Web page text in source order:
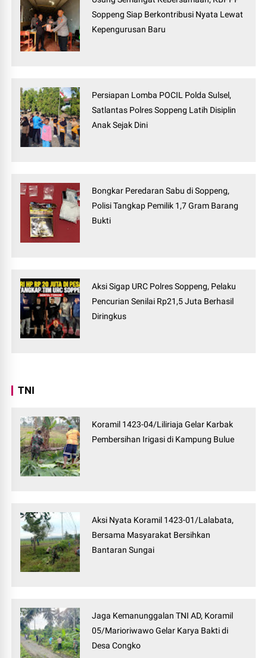
Soppeng Siap Berkontribusi Nyata Lewat
Kepengurusan Baru
Persiapan Lomba POCIL Polda Sulsel,
Satlantas Polres Soppeng Latih Disiplin
Anak Sejak Dini
Bongkar Peredaran Sabu di Soppeng,
Polisi Tangkap Pemilik 1,7 Gram Barang
Bukti
Aksi Sigap URC Polres Soppeng, Pelaku
Pencurian Senilai Rp21,5 Juta Berhasil
Diringkus
TNI
Koramil 1423-04/Liliriaja Gelar Karbak
Pembersihan Irigasi di Kampung Bulue
Aksi Nyata Koramil 1423-01/Lalabata,
Bersama Masyarakat Bersihkan
Bantaran Sungai
Jaga Kemanunggalan TNI AD, Koramil
05/Marioriwawo Gelar Karya Bakti di
Desa Congko